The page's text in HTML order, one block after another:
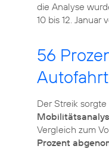
die Analyse
10 bis 12.
56
Der Streik
Vergleich zum
Prozent